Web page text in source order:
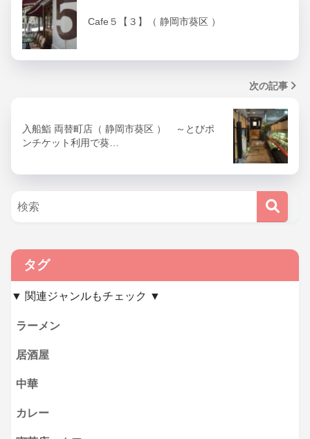
Cafe５【３】（ 静岡市葵区 ）
次の記事
入船鮨 両替町店（ 静岡市葵区 ） ～とびポ
ンチケット利用で葵…
タグ
▼ 関連ジャンルもチェック ▼
ラーメン
居酒屋
中華
カレー